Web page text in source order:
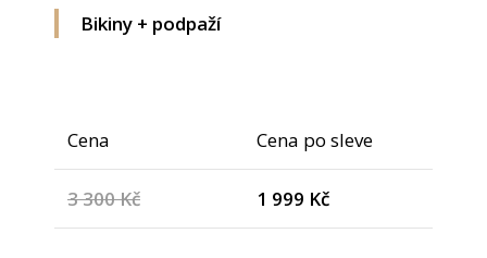
Bikiny + podpaží
Cena Cena po sleve
3 300 Kč 1 999 Kč